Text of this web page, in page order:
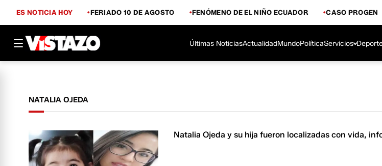
ES NOTICIA HOY FERIADO 10 DE AGOSTO FENÓMENO DE EL NIÑO ECUADOR CASO PROGEN
Últimas NoticiasActualidadMundoPolíticaServicios
NATALIA OJEDA
Natalia Ojeda y su hija fueron localizadas con vida,